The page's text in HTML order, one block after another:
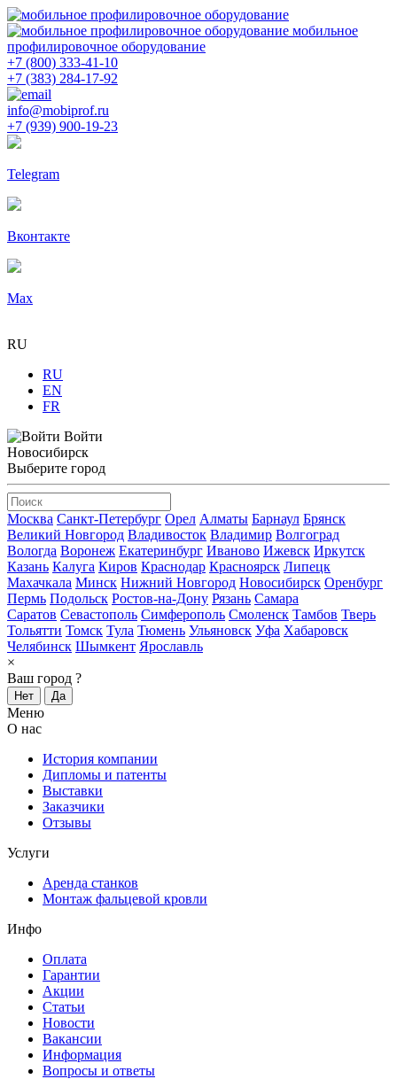
мобильное
профилировочное оборудование
+7 (800) 333-41-10
+7 (383) 284-17-92
info@mobiprof.ru
+7 (939) 900-19-23
Telegram
Вконтакте
Max
RU
RU
EN
FR
Войти
Новосибирск
Выберите город
Москва Санкт-Петербург Орел Алматы Барнаул Брянск
Великий Новгород Владивосток Владимир Волгоград
Вологда Воронеж Екатеринбург Иваново Ижевск Иркутск
Казань Калуга Киров Краснодар Красноярск Липецк
Махачкала Минск Нижний Новгород Новосибирск Оренбург
Пермь Подольск Ростов-на-Дону Рязань Самара
Саратов Севастополь Симферополь Смоленск Тамбов Тверь
Тольятти Томск Тула Тюмень Ульяновск Уфа Хабаровск
Челябинск Шымкент Ярославль
×
Ваш город ?
Нет Да
Меню
О нас
История компании
Дипломы и патенты
Выставки
Заказчики
Отзывы
Услуги
Аренда станков
Монтаж фальцевой кровли
Инфо
Оплата
Гарантии
Акции
Статьи
Новости
Вакансии
Информация
Вопросы и ответы